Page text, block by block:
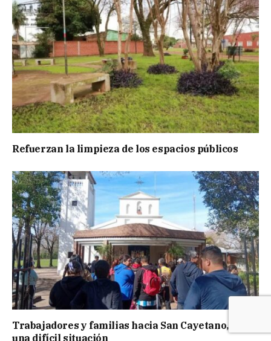
Refuerzan la limpieza de los espacios públicos
Trabajadores y familias hacia San Cayetano, en
una difícil situación